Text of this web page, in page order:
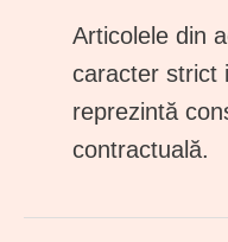
Articolele din
caracter strict
reprezintă
contractuală.